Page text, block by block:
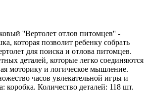
''Вертолет отлов питомцев'' -
которая позволит ребенку собрать
для поиска и отлова питомцев.
деталей, которые легко соединяются
моторику и логическое мышление.
часов увлекательной игры и
коробка. Количество деталей: 118 шт.